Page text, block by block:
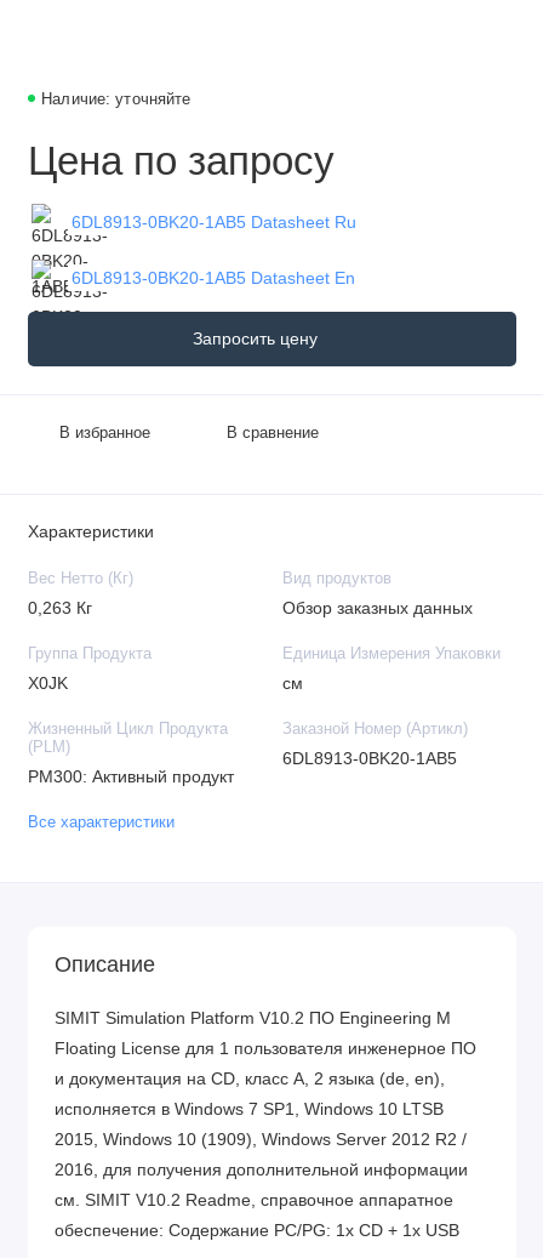
Наличие: уточняйте
Цена по запросу
6DL8913-0BK20-1AB5 Datasheet Ru
6DL8913-0BK20-1AB5 Datasheet En
Запросить цену
В избранное В сравнение
Характеристики
Вес Нетто (Кг)
0,263 Кг
Вид продуктов
Обзор заказных данных
Группа Продукта
X0JK
Единица Измерения Упаковки
см
Жизненный Цикл Продукта
(PLM)
PM300: Активный продукт
Заказной Номер (Артикл)
6DL8913-0BK20-1AB5
Все характеристики
Описание
SIMIT Simulation Platform V10.2 ПО Engineering M
Floating License для 1 пользователя инженерное ПО
и документация на CD, класс A, 2 языка (de, en),
исполняется в Windows 7 SP1, Windows 10 LTSB
2015, Windows 10 (1909), Windows Server 2012 R2 /
2016, для получения дополнительной информации
см. SIMIT V10.2 Readme, справочное аппаратное
обеспечение: Содержание PC/PG: 1x CD + 1x USB